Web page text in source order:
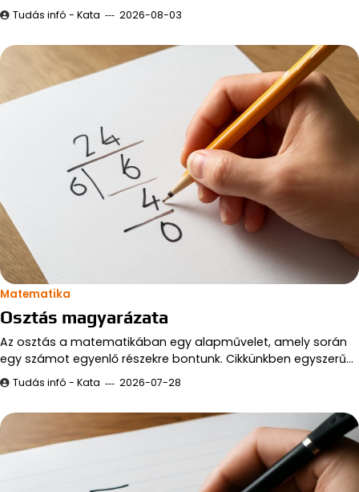
Tudás infó - Kata 2026-08-03
Matematika
Osztás magyarázata
Az osztás a matematikában egy alapművelet, amely során
egy számot egyenlő részekre bontunk. Cikkünkben egyszerű…
Tudás infó - Kata 2026-07-28